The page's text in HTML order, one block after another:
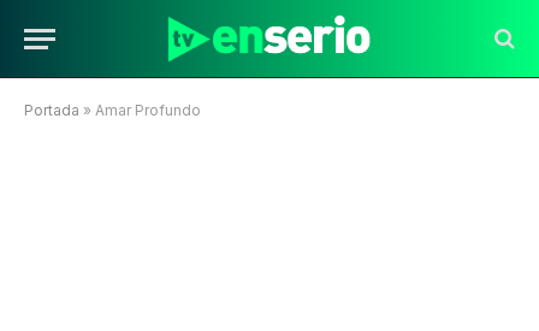
Portada » Amar Profundo